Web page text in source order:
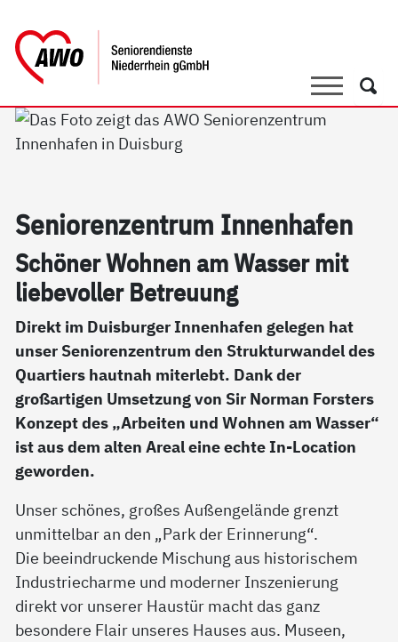
SucheSuche
Se­nio­ren­zen­trum In­nen­ha­fen
Sc­hö­ner Woh­nen am Was­ser mit
lie­be­vol­ler Be­t­reu­ung
Direkt im Duisburger Innenhafen gelegen hat
unser Seniorenzentrum den Strukturwandel des
Quartiers hautnah miterlebt. Dank der
großartigen Umsetzung von Sir Norman Forsters
Konzept des „Arbeiten und Wohnen am Wasser“
ist aus dem alten Areal eine echte In-Location
geworden.
Unser schönes, großes Außengelände grenzt
unmittelbar an den „Park der Erinnerung“.
Die beeindruckende Mischung aus historischem
Industriecharme und moderner Inszenierung
direkt vor unserer Haustür macht das ganz
besondere Flair unseres Hauses aus. Museen,